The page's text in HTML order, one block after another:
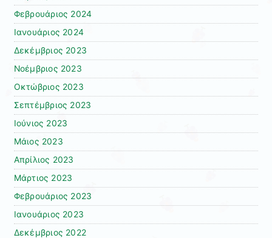
Φεβρουάριος 2024
Ιανουάριος 2024
Δεκέμβριος 2023
Νοέμβριος 2023
Οκτώβριος 2023
Σεπτέμβριος 2023
Ιούνιος 2023
Μάιος 2023
Απρίλιος 2023
Μάρτιος 2023
Φεβρουάριος 2023
Ιανουάριος 2023
Δεκέμβριος 2022